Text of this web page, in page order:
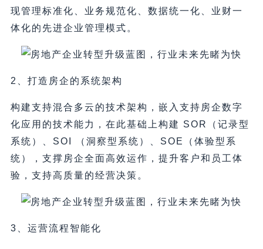
现管理标准化、业务规范化、数据统一化、业财一
体化的先进企业管理模式。
2、打造房企的系统架构
构建支持混合多云的技术架构，嵌入支持房企数字
化应用的技术能力，在此基础上构建 SOR（记录型
系统）、SOI （洞察型系统）、SOE（体验型系
统），支撑房企全面高效运作，提升客户和员工体
验，支持高质量的经营决策。
3、运营流程智能化